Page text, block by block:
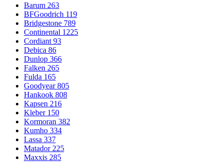
Barum 263
BFGoodrich 119
Bridgestone 789
Continental 1225
Cordiant 93
Debica 86
Dunlop 366
Falken 265
Fulda 165
Goodyear 805
Hankook 808
Kapsen 216
Kleber 150
Kormoran 382
Kumho 334
Lassa 337
Matador 225
Maxxis 285